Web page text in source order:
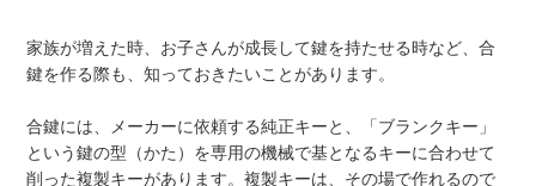
家族が増えた時、お子さんが成長して鍵を持たせる時など、合
鍵を作る際も、知っておきたいことがあります。
合鍵には、メーカーに依頼する純正キーと、「ブランクキー」
という鍵の型（かた）を専用の機械で基となるキーに合わせて
削った複製キーがあります。複製キーは、その場で作れるので